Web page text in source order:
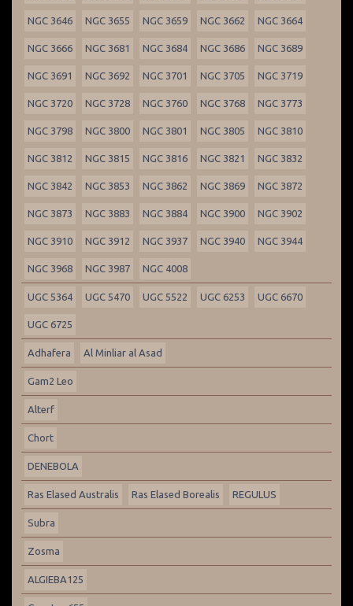
NGC 3646 NGC 3655 NGC 3659 NGC 3662 NGC 3664
NGC 3666 NGC 3681 NGC 3684 NGC 3686 NGC 3689
NGC 3691 NGC 3692 NGC 3701 NGC 3705 NGC 3719
NGC 3720 NGC 3728 NGC 3760 NGC 3768 NGC 3773
NGC 3798 NGC 3800 NGC 3801 NGC 3805 NGC 3810
NGC 3812 NGC 3815 NGC 3816 NGC 3821 NGC 3832
NGC 3842 NGC 3853 NGC 3862 NGC 3869 NGC 3872
NGC 3873 NGC 3883 NGC 3884 NGC 3900 NGC 3902
NGC 3910 NGC 3912 NGC 3937 NGC 3940 NGC 3944
NGC 3968 NGC 3987 NGC 4008
UGC 5364 UGC 5470 UGC 5522 UGC 6253 UGC 6670
UGC 6725
Adhafera Al Minliar al Asad
Gam2 Leo
Alterf
Chort
DENEBOLA
Ras Elased Australis Ras Elased Borealis REGULUS
Subra
Zosma
ALGIEBA125